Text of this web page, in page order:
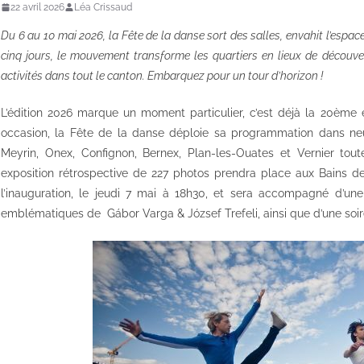
22 avril 2026 Léa Crissaud
Du 6 au 10 mai 2026, la Fête de la danse sort des salles, envahit
cinq jours, le mouvement transforme les quartiers en lieux de
activités dans tout le canton. Embarquez pour un tour d’horizon !
L’édition 2026 marque un moment particulier, c’est déjà la
occasion, la Fête de la danse déploie sa programmation dans
Meyrin, Onex, Confignon, Bernex, Plan-les-Ouates et Vernier
exposition rétrospective de 227 photos prendra place aux Bains
l’inauguration, le jeudi 7 mai à 18h30, et sera accompagné
emblématiques de Gábor Varga & József Trefeli , ainsi que d’une